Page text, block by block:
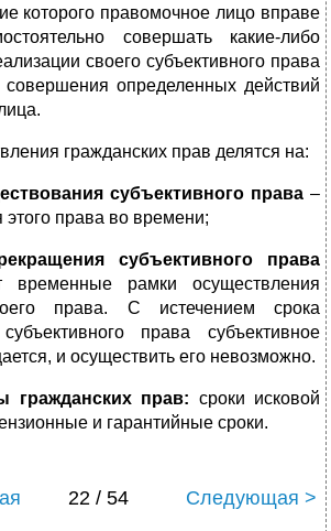
которого правомочное лицо вправе
совершать какие-либо
своего субъективного права
совершения определенных действий
гражданских прав делятся на:
субъективного права–
этого права во времени;
субъективного права
временные рамки осуществления
права. С истечением срока
права субъективное
и осуществить его невозможно.
гражданских прав: сроки исковой
и гарантийные сроки.
22 / 54 Следующая >